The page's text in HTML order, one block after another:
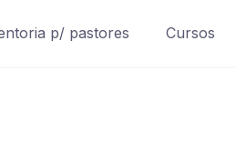
p/ pastores Cursos